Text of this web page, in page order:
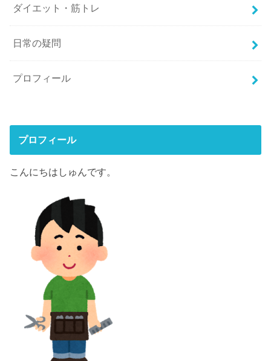
ダイエット・筋トレ
日常の疑問
プロフィール
プロフィール
こんにちはしゅんです。